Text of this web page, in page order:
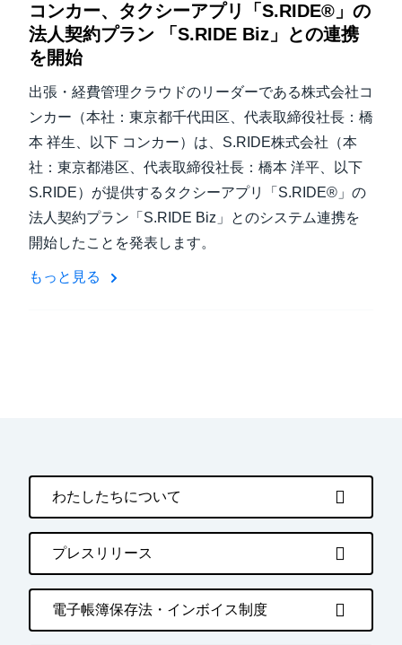
コンカー、タクシーアプリ「S.RIDE®」の
法人契約プラン 「S.RIDE Biz」との連携
を開始
出張・経費管理クラウドのリーダーである株式会社コ
ンカー（本社：東京都千代田区、代表取締役社長：橋
本 祥生、以下 コンカー）は、S.RIDE株式会社（本
社：東京都港区、代表取締役社長：橋本 洋平、以下
S.RIDE）が提供するタクシーアプリ「S.RIDE®」の
法人契約プラン「S.RIDE Biz」とのシステム連携を
開始したことを発表します。
もっと見る
わたしたちについて
プレスリリース
電子帳簿保存法・インボイス制度